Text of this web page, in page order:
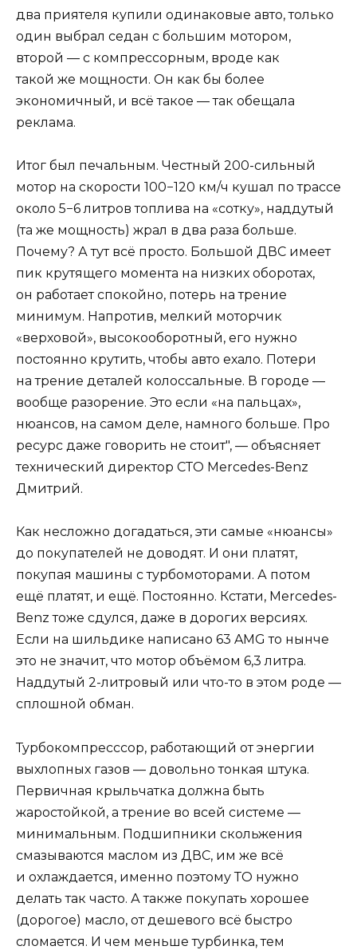
два приятеля купили одинаковые авто, только
один выбрал седан с большим мотором,
второй — c компрессорным, вроде как
такой же мощности. Он как бы более
экономичный, и всё такое — так обещала
реклама.
Итог был печальным. Честный 200-сильный
мотор на скорости 100−120 км/ч кушал по трассе
около 5−6 литров топлива на «сотку», наддутый
(та же мощность) жрал в два раза больше.
Почему? А тут всё просто. Большой ДВС имеет
пик крутящего момента на низких оборотах,
он работает спокойно, потерь на трение
минимум. Напротив, мелкий моторчик
«верховой», высокооборотный, его нужно
постоянно крутить, чтобы авто ехало. Потери
на трение деталей колоссальные. В городе —
вообще разорение. Это если «на пальцах»,
нюансов, на самом деле, намного больше. Про
ресурс даже говорить не стоит", — объясняет
технический директор СТО Mercedes-Benz
Дмитрий.
Как несложно догадаться, эти самые «нюансы»
до покупателей не доводят. И они платят,
покупая машины с турбомоторами. А потом
ещё платят, и ещё. Постоянно. Кстати, Mercedes-
Benz тоже сдулся, даже в дорогих версиях.
Если на шильдике написано 63 AMG то нынче
это не значит, что мотор объёмом 6,3 литра.
Наддутый 2-литровый или что-то в этом роде —
сплошной обман.
Турбокомпресссор, работающий от энергии
выхлопных газов — довольно тонкая штука.
Первичная крыльчатка должна быть
жаростойкой, а трение во всей системе —
минимальным. Подшипники скольжения
смазываются маслом из ДВС, им же всё
и охлаждается, именно поэтому ТО нужно
делать так часто. А также покупать хорошее
(дорогое) масло, от дешевого всё быстро
сломается. И чем меньше турбинка, тем